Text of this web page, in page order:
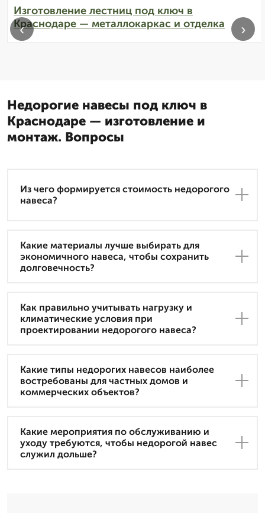
Изготовление лестниц под ключ в
Краснодаре — металлокаркас и отделка
‹ ›
Недорогие навесы под ключ в
Краснодаре — изготовление и
монтаж. Вопросы
Из чего формируется стоимость недорогого
навеса?
Какие материалы лучше выбирать для
экономичного навеса, чтобы сохранить
долговечность?
Как правильно учитывать нагрузку и
климатические условия при
проектировании недорогого навеса?
Какие типы недорогих навесов наиболее
востребованы для частных домов и
коммерческих объектов?
Какие мероприятия по обслуживанию и
уходу требуются, чтобы недорогой навес
служил дольше?